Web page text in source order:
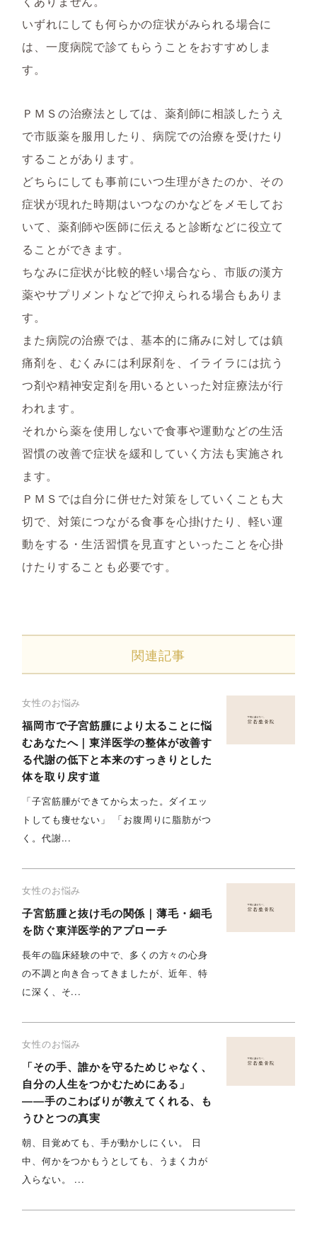
いずれにしても何らかの症状がみられる場合に
は、一度病院で診てもらうことをおすすめしま
す。
ＰＭＳの治療法としては、薬剤師に相談したうえ
で市販薬を服用したり、病院での治療を受けたり
することがあります。
どちらにしても事前にいつ生理がきたのか、その
症状が現れた時期はいつなのかなどをメモしてお
いて、薬剤師や医師に伝えると診断などに役立て
ることができます。
ちなみに症状が比較的軽い場合なら、市販の漢方
薬やサプリメントなどで抑えられる場合もありま
す。
また病院の治療では、基本的に痛みに対しては鎮
痛剤を、むくみには利尿剤を、イライラには抗う
つ剤や精神安定剤を用いるといった対症療法が行
われます。
それから薬を使用しないで食事や運動などの生活
習慣の改善で症状を緩和していく方法も実施され
ます。
ＰＭＳでは自分に併せた対策をしていくことも大
切で、対策につながる食事を心掛けたり、軽い運
動をする・生活習慣を見直すといったことを心掛
けたりすることも必要です。
関連記事
女性のお悩み
福岡市で子宮筋腫により太ることに悩
むあなたへ｜東洋医学の整体が改善す
る代謝の低下と本来のすっきりとした
体を取り戻す道
「子宮筋腫ができてから太った。ダイエッ
トしても痩せない」 「お腹周りに脂肪がつ
く。代謝...
女性のお悩み
子宮筋腫と抜け毛の関係｜薄毛・細毛
を防ぐ東洋医学的アプローチ
長年の臨床経験の中で、多くの方々の心身
の不調と向き合ってきましたが、近年、特
に深く、そ...
女性のお悩み
「その手、誰かを守るためじゃなく、
自分の人生をつかむためにある」
――手のこわばりが教えてくれる、も
うひとつの真実
朝、目覚めても、手が動かしにくい。 日
中、何かをつかもうとしても、うまく力が
入らない。 ...